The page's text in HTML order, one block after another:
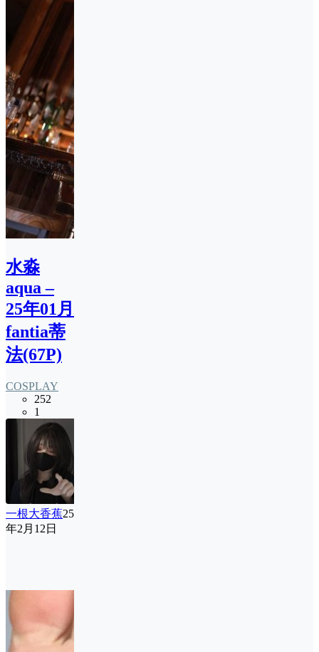
水淼
aqua –
25年01月
fantia蒂
法(67P)
COSPLAY
252
1
一根大香蕉25
年2月12日